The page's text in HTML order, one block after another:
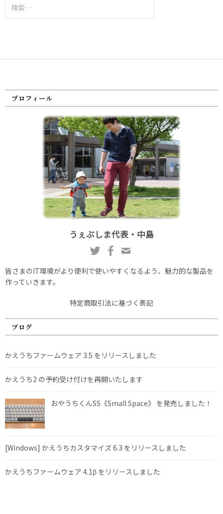
索:
プロフィール
うぇぶしま代表・中島
皆さまのIT環境がより便利で使いやすくなるよう、魅力的な製品を
作っていきます。
特定商取引法に基づく表記
ブログ
かえうちファームウェア 3.5 をリリースしました
かえうち2 の予約受け付けを再開いたします
おやうちくんSS《Small Space》 を発売しました！
[Windows] かえうちカスタマイズ 6.3 をリリースしました
かえうちファームウェア 4.1β をリリースしました